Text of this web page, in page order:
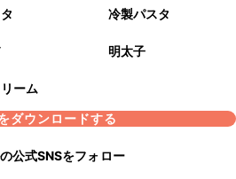
冷製パスタ
明太子
ーム
ダウンロードする
公式SNSをフォロー